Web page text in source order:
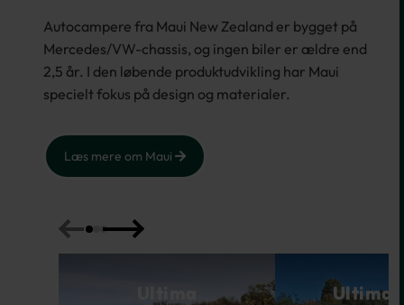
Autocampere fra Maui New Zealand er bygget på
Mercedes/VW-chassis, og ingen biler er ældre end
2,5 år. I den løbende produktudvikling har Maui
specielt fokus på design og materialer.
Læs mere om Maui
Ultima